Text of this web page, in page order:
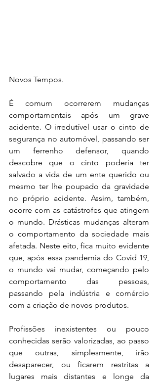
Novos Tempos.
É comum ocorrerem mudanças
comportamentais após um grave
acidente. O irredutível usar o cinto de
segurança no automóvel, passando ser
um ferrenho defensor, quando
descobre que o cinto poderia ter
salvado a vida de um ente querido ou
mesmo ter lhe poupado da gravidade
no próprio acidente. Assim, também,
ocorre com as catástrofes que atingem
o mundo. Drásticas mudanças alteram
o comportamento da sociedade mais
afetada. Neste eito, fica muito evidente
que, após essa pandemia do Covid 19,
o mundo vai mudar, começando pelo
comportamento das pessoas,
passando pela indústria e comércio
com a criação de novos produtos.
Profissões inexistentes ou pouco
conhecidas serão valorizadas, ao passo
que outras, simplesmente, irão
desaparecer, ou ficarem restritas a
lugares mais distantes e longe da